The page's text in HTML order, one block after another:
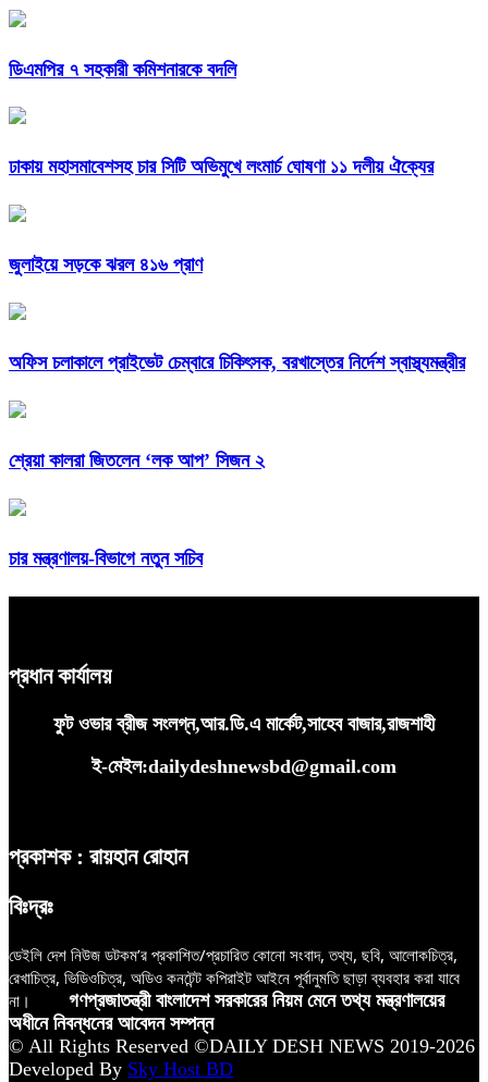
ডিএমপির ৭ সহকারী কমিশনারকে বদলি
ঢাকায় মহাসমাবেশসহ চার সিটি অভিমুখে লংমার্চ ঘোষণা ১১ দলীয় ঐক্যের
জুলাইয়ে সড়কে ঝরল ৪১৬ প্রাণ
অফিস চলাকালে প্রাইভেট চেম্বারে চিকিৎসক, বরখাস্তের নির্দেশ স্বাস্থ্যমন্ত্রীর
শ্রেয়া কালরা জিতলেন ‘লক আপ’ সিজন ২
চার মন্ত্রণালয়-বিভাগে নতুন সচিব
প্রধান কার্যালয়
ফুট ওভার ব্রীজ সংলগ্ন,আর.ডি.এ মার্কেট,সাহেব বাজার,রাজশাহী
ই-মেইল:dailydeshnewsbd@gmail.com
প্রকাশক : রায়হান রোহান
বিঃদ্রঃ
ডেইলি দেশ নিউজ ডটকম’র প্রকাশিত/প্রচারিত কোনো সংবাদ, তথ্য, ছবি, আলোকচিত্র,
রেখাচিত্র, ভিডিওচিত্র, অডিও কনটেন্ট কপিরাইট আইনে পূর্বানুমতি ছাড়া ব্যবহার করা যাবে
না।
গণপ্রজাতন্ত্রী বাংলাদেশ সরকারের নিয়ম মেনে তথ্য মন্ত্রণালয়ের
অধীনে নিবন্ধনের আবেদন সম্পন্ন
© All Rights Reserved ©DAILY DESH NEWS 2019-2026
Developed By Sky Host BD